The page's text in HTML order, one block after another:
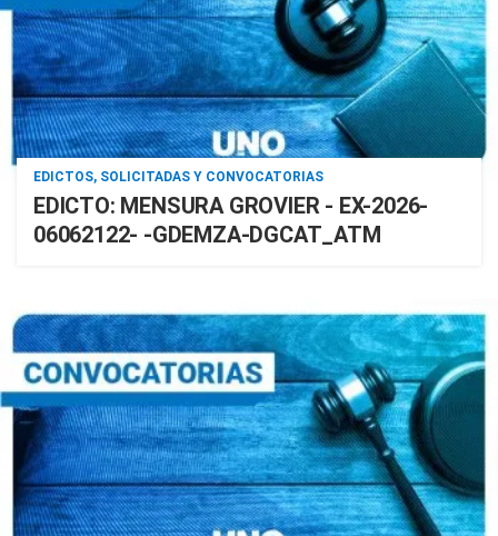
EDICTOS, SOLICITADAS Y CONVOCATORIAS
EDICTO: MENSURA GROVIER - EX-2026-
06062122- -GDEMZA-DGCAT_ATM